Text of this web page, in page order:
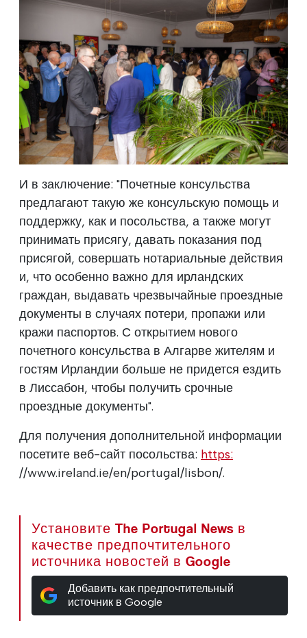
И в заключение: "Почетные консульства
предлагают такую же консульскую помощь и
поддержку, как и посольства, а также могут
принимать присягу, давать показания под
присягой, совершать нотариальные действия
и, что особенно важно для ирландских
граждан, выдавать чрезвычайные проездные
документы в случаях потери, пропажи или
кражи паспортов. С открытием нового
почетного консульства в Алгарве жителям и
гостям Ирландии больше не придется ездить
в Лиссабон, чтобы получить срочные
проездные документы".
Для получения дополнительной информации
посетите веб-сайт посольства: https:
//www.ireland.ie/en/portugal/lisbon/.
Установите The Portugal News в
качестве предпочтительного
источника новостей в Google
Добавить как предпочтительный
источник в Google